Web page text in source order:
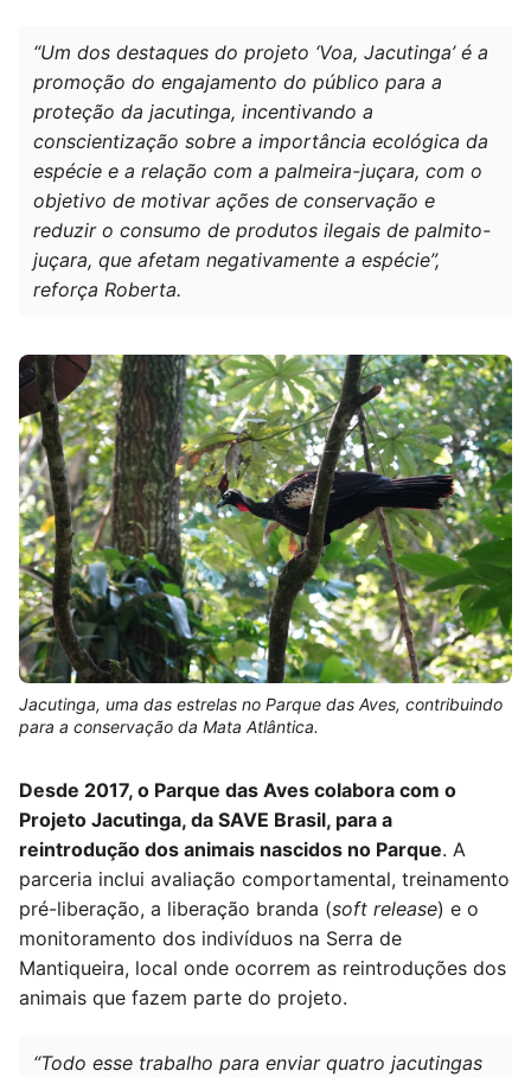
“Um dos destaques do projeto ‘Voa, Jacutinga’ é a
promoção do engajamento do público para a
proteção da jacutinga, incentivando a
conscientização sobre a importância ecológica da
espécie e a relação com a palmeira-juçara, com o
objetivo de motivar ações de conservação e
reduzir o consumo de produtos ilegais de palmito-
juçara, que afetam negativamente a espécie”,
reforça Roberta.
Jacutinga, uma das estrelas no Parque das Aves, contribuindo
para a conservação da Mata Atlântica.
Desde 2017, o Parque das Aves colabora com o
Projeto Jacutinga, da SAVE Brasil, para a
reintrodução dos animais nascidos no Parque. A
parceria inclui avaliação comportamental, treinamento
pré-liberação, a liberação branda (soft release) e o
monitoramento dos indivíduos na Serra de
Mantiqueira, local onde ocorrem as reintroduções dos
animais que fazem parte do projeto.
“Todo esse trabalho para enviar quatro jacutingas